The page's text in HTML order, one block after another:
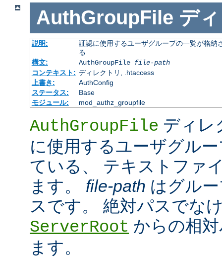
AuthGroupFile デ
説明:
証認に使用するユーザグループの一覧が格
る
構文:
AuthGroupFile file-path
コンテキスト: ディレクトリ, .htaccess
上書き:
AuthConfig
ステータス:
Base
モジュール:
mod_authz_groupfile
AuthGroupFile ディレ
に使用するユーザグル
ている、 テキストファ
ます。 file-path はグル
スです。 絶対パスでな
ServerRoot からの相
ます。